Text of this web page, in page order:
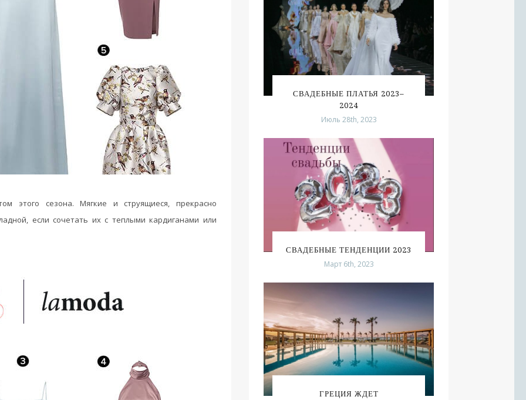
этого сезона. Мягкие и струящиеся, прекрасно
если сочетать их с теплыми кардиганами или
СВАДЕБНЫЕ ПЛАТЬЯ 2023–
2024
Июль 28th, 2023
СВАДЕБНЫЕ ТЕНДЕНЦИИ 2023
Март 6th, 2023
ГРЕЦИЯ ЖДЕТ